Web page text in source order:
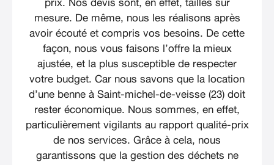
prix. Nos devis sont, en effet, taillés sur
mesure. De même, nous les réalisons après
avoir écouté et compris vos besoins. De cette
façon, nous vous faisons l’offre la mieux
ajustée, et la plus susceptible de respecter
votre budget. Car nous savons que la location
d’une benne à Saint-michel-de-veisse (23) doit
rester économique. Nous sommes, en effet,
particulièrement vigilants au rapport qualité-prix
de nos services. Grâce à cela, nous
garantissons que la gestion des déchets ne